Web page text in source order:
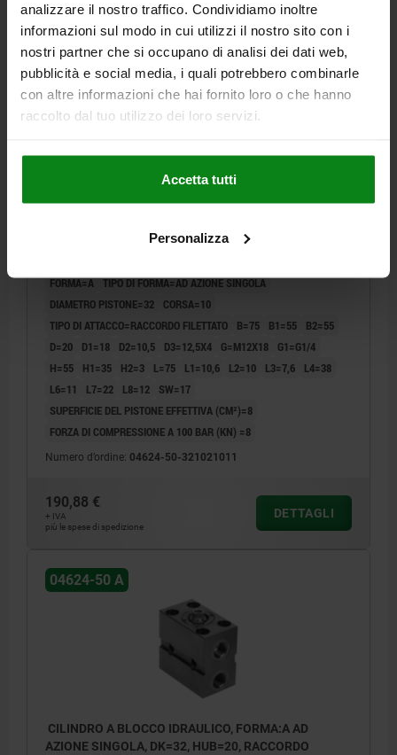
analizzare il nostro traffico. Condividiamo inoltre
informazioni sul modo in cui utilizzi il nostro sito con i
nostri partner che si occupano di analisi dei dati web,
pubblicità e social media, i quali potrebbero combinarle
con altre informazioni che hai fornito loro o che hanno
raccolto dal tuo utilizzo dei loro servizi.
Accetta tutti
Personalizza
più le spese di spedizione
04624-50 A
AZIONE SINGOLA, DK=32, HUB=10, RACCORDO
FORMA=A TIPO DI FORMA=AD AZIONE SINGOLA
DIAMETRO PISTONE=32
CORSA=10
TIPO DI ATTACCO=RACCORDO FILETTATO
B=75 B1=55
B2=55
D=20
D1=18 D2=10,5 D3=12,5X4 G=M12X18
G1=G1/4
H=55
H1=35 H2=3 L=75 L1=10,6 L2=10 L3=7,6
L4=38
L6=11
L7=22 L8=12
SW=17
SUPERFICIE DEL PISTONE EFFETTIVA (CM²)=8
FORZA DI COMPRESSIONE A 100 BAR (KN) =8
Numero d’ordine: 04624-50-321021011
190,88 €
+ IVA
più le spese di spedizione
DETTAGLI
04624-50 A
CILINDRO A BLOCCO IDRAULICO, FORMA:A AD
AZIONE SINGOLA, DK=32, HUB=20, RACCORDO